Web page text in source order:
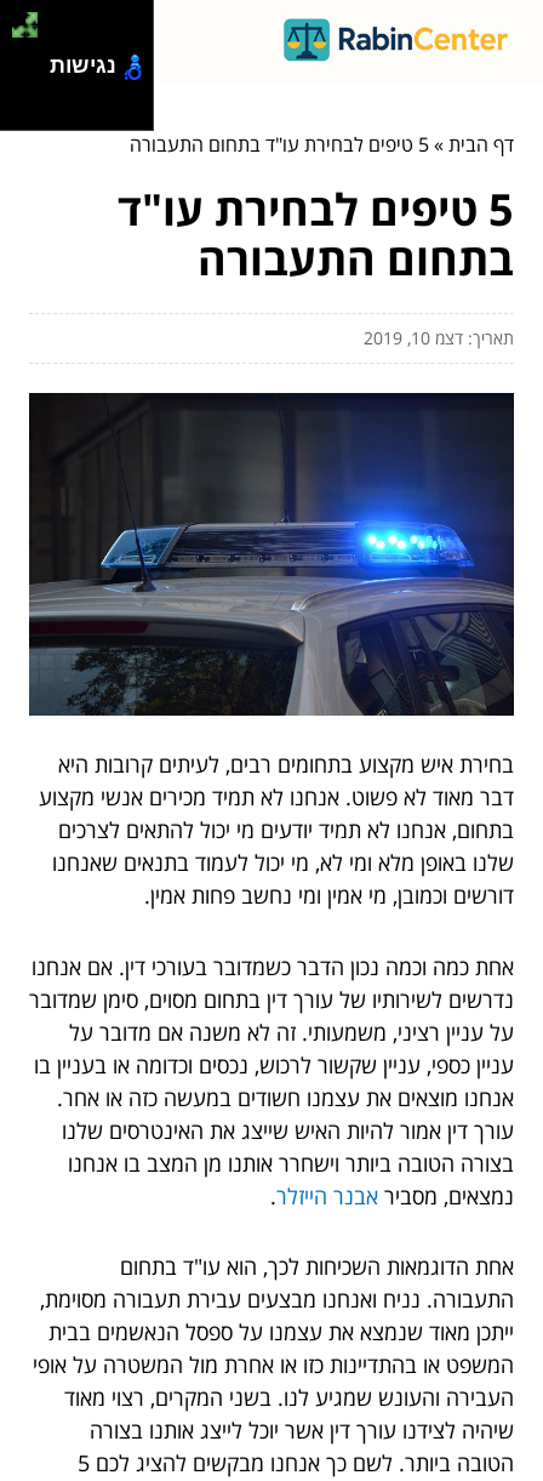
דף הבית»5 טיפים לבחירת עו"ד בתחום התעבורה
5 טיפים לבחירת עו"ד
בתחום התעבורה
תאריך: דצמ 10, 2019
בחירת איש מקצוע בתחומים רבים, לעיתים קרובות היא
דבר מאוד לא פשוט. אנחנו לא תמיד מכירים אנשי מקצוע
בתחום, אנחנו לא תמיד יודעים מי יכול להתאים לצרכים
שלנו באופן מלא ומי לא, מי יכול לעמוד בתנאים שאנחנו
דורשים וכמובן, מי אמין ומי נחשב פחות אמין.
אחת כמה וכמה נכון הדבר כשמדובר בעורכי דין. אם אנחנו
נדרשים לשירותיו של עורך דין בתחום מסוים, סימן שמדובר
על עניין רציני, משמעותי. זה לא משנה אם מדובר על
עניין כספי, עניין שקשור לרכוש, נכסים וכדומה או בעניין בו
אנחנו מוצאים את עצמנו חשודים במעשה כזה או אחר.
עורך דין אמור להיות האיש שייצג את האינטרסים שלנו
בצורה הטובה ביותר וישחרר אותנו מן המצב בו אנחנו
נמצאים, מסביר אבנר הייזלר.
אחת הדוגמאות השכיחות לכך, הוא עו"ד בתחום
התעבורה. נניח ואנחנו מבצעים עבירת תעבורה מסוימת,
ייתכן מאוד שנמצא את עצמנו על ספסל הנאשמים בבית
המשפט או בהתדיינות כזו או אחרת מול המשטרה על אופי
העבירה והעונש שמגיע לנו. בשני המקרים, רצוי מאוד
שיהיה לצידנו עורך דין אשר יוכל לייצג אותנו בצורה
הטובה ביותר. לשם כך אנחנו מבקשים להציג לכם 5
נגישות